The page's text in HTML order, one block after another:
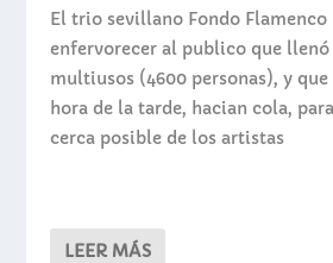
El trio sevillano Fondo Flamenco
enfervorecer al publico que
multiusos (4600 personas), y
hora de la tarde, hacian cola,
cerca posible de los artistas
LEER MÁS